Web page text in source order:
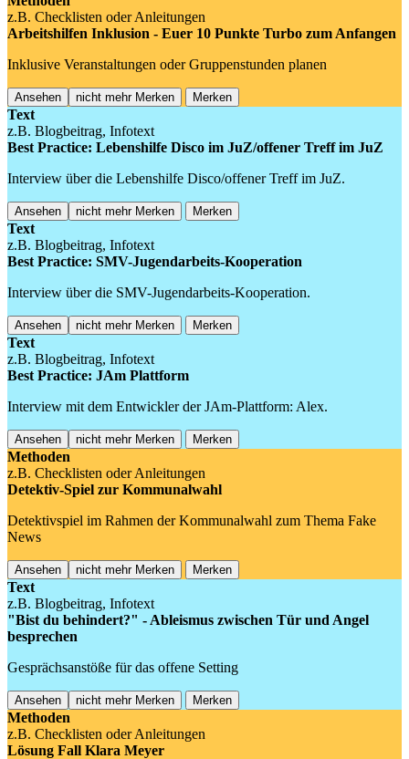
z.B. Checklisten oder Anleitungen
Arbeitshilfen Inklusion - Euer 10 Punkte Turbo zum Anfangen
Inklusive Veranstaltungen oder Gruppenstunden planen
Ansehen nicht mehr Merken Merken
Text
z.B. Blogbeitrag, Infotext
Best Practice: Lebenshilfe Disco im JuZ/offener Treff im JuZ
Interview über die Lebenshilfe Disco/offener Treff im JuZ.
Ansehen nicht mehr Merken Merken
Text
z.B. Blogbeitrag, Infotext
Best Practice: SMV-Jugendarbeits-Kooperation
Interview über die SMV-Jugendarbeits-Kooperation.
Ansehen nicht mehr Merken Merken
Text
z.B. Blogbeitrag, Infotext
Best Practice: JAm Plattform
Interview mit dem Entwickler der JAm-Plattform: Alex.
Ansehen nicht mehr Merken Merken
Methoden
z.B. Checklisten oder Anleitungen
Detektiv-Spiel zur Kommunalwahl
Detektivspiel im Rahmen der Kommunalwahl zum Thema Fake
News
Ansehen nicht mehr Merken Merken
Text
z.B. Blogbeitrag, Infotext
"Bist du behindert?" - Ableismus zwischen Tür und Angel
besprechen
Gesprächsanstöße für das offene Setting
Ansehen nicht mehr Merken Merken
Methoden
z.B. Checklisten oder Anleitungen
Lösung Fall Klara Meyer